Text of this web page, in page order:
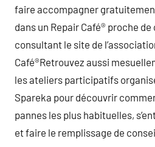
faire accompagner
dans un Repair Café® proche
consultant le site de
Café®Retrouvez aussi
les ateliers participatifs
Spareka pour découvrir
pannes les plus habituelles,
et faire le remplissage de